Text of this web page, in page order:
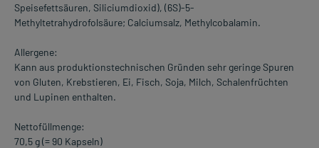
Speisefettsäuren, Siliciumdioxid), (6S)-5-
Methyltetrahydrofolsäure; Calciumsalz, Methylcobalamin.
Allergene:
Kann aus produktionstechnischen Gründen sehr geringe Spuren
von Gluten, Krebstieren, Ei, Fisch, Soja, Milch, Schalenfrüchten
und Lupinen enthalten.
Nettofüllmenge:
70,5 g (= 90 Kapseln)